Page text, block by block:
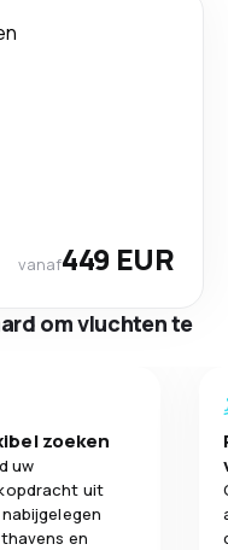
vanaf449 EUR
om vluchten te
zoeken
uw
uit
en